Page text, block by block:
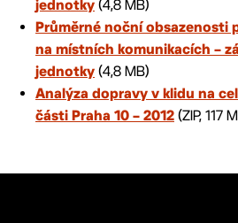
jednotky (4,8 MB)
Průměrné noční obsazenosti
na místních komunikacích –
jednotky (4,8 MB)
Analýza dopravy v klidu na
části Praha 10 – 2012 (ZIP, 117